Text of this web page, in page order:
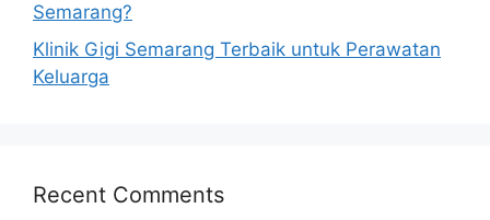
Semarang?
Klinik Gigi Semarang Terbaik untuk Perawatan
Keluarga
Recent Comments